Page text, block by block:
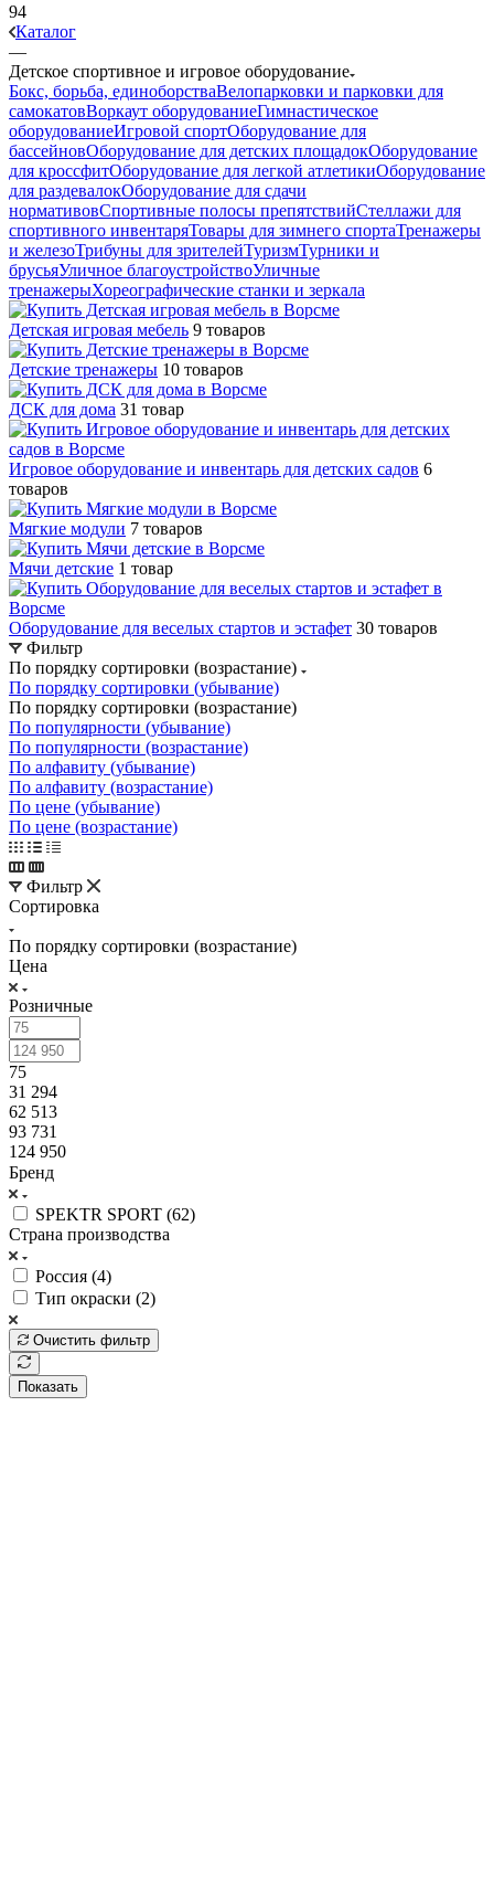
94
Каталог
—
Детское спортивное и игровое оборудование
Бокс, борьба, единоборстваВелопарковки и парковки для
самокатовВоркаут оборудованиеГимнастическое
оборудованиеИгровой спортОборудование для
бассейновОборудование для детских площадокОборудование
для кроссфитОборудование для легкой атлетикиОборудование
для раздевалокОборудование для сдачи
нормативовСпортивные полосы препятствийСтеллажи для
спортивного инвентаряТовары для зимнего спортаТренажеры
и железоТрибуны для зрителейТуризмТурники и
брусьяУличное благоустройствоУличные
тренажерыХореографические станки и зеркала
Детская игровая мебель 9 товаров
Детские тренажеры 10 товаров
ДСК для дома 31 товар
Игровое оборудование и инвентарь для детских садов 6
товаров
Мягкие модули 7 товаров
Мячи детские 1 товар
Оборудование для веселых стартов и эстафет 30 товаров
Фильтр
По порядку сортировки (возрастание)
По порядку сортировки (убывание)
По порядку сортировки (возрастание)
По популярности (убывание)
По популярности (возрастание)
По алфавиту (убывание)
По алфавиту (возрастание)
По цене (убывание)
По цене (возрастание)
Фильтр
Сортировка
По порядку сортировки (возрастание)
Цена
Розничные
75
31 294
62 513
93 731
124 950
Бренд
SPEKTR SPORT (62)
Страна производства
Россия (4)
Тип окраски (2)
Очистить фильтр
Показать